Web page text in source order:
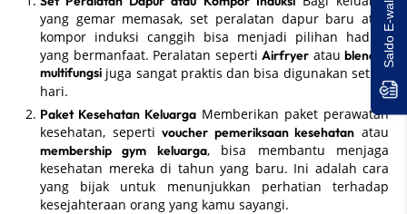
yang gemar memasak, set peralatan dapur baru atau
kompor induksi canggih bisa menjadi pilihan hadiah
yang bermanfaat. Peralatan seperti Airfryer atau blender
multifungsi juga sangat praktis dan bisa digunakan setiap
hari.
Paket Kesehatan Keluarga Memberikan paket perawatan
kesehatan, sepertivoucher pemeriksaan kesehatan atau
membership gym keluarga, bisa membantu menjaga
kesehatan mereka di tahun yang baru. Ini adalah cara
yang bijak untuk menunjukkan perhatian terhadap
kesejahteraan orang yang kamu sayangi.